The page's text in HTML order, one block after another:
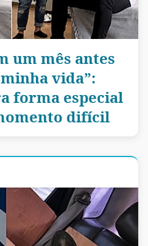
um mês antes
vida”:
forma especial
difícil